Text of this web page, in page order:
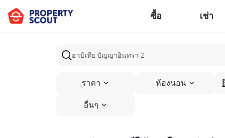
ซื้อ เช่า
ราคา ห้องนอน
อื่นๆ